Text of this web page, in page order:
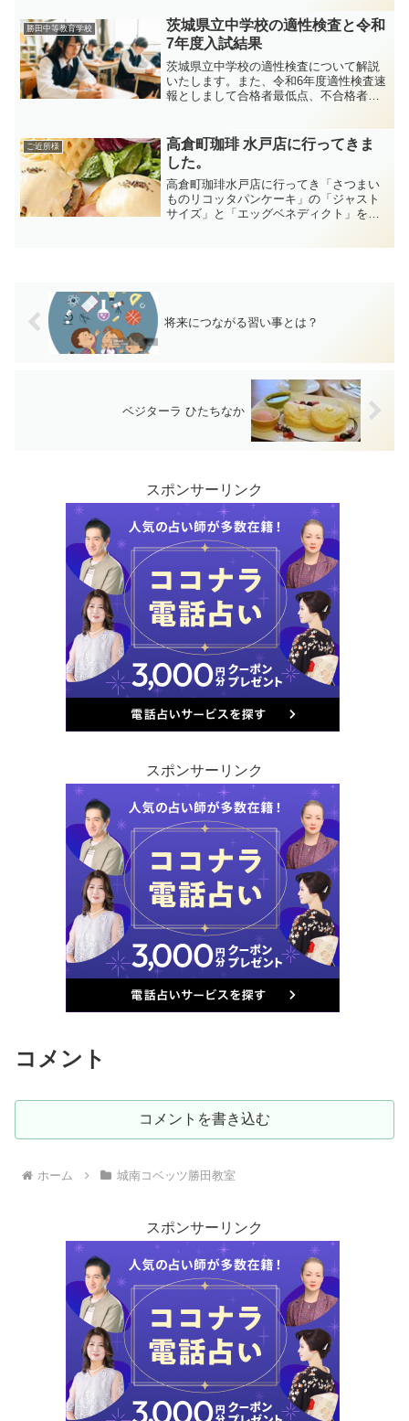
愛情が原点となるものです。こう考えま
すと、「子育て＝教育」の原点は、「親
の愛情」であり、国や公的機関がコント
ロールしようとしても、簡単にはいかな
いというのは当たり前のように思えてき
ます。そして、受験は「親の愛情」ゆえ
の選択であると言えます。
勝田中等教育学校
茨城県立中学校の適性検査と令和
7年度入試結果
茨城県立中学校の適性検査について解説
いたします。また、令和6年度適性検査速
報としまして合格者最低点、不合格者最
についても解説いたしますので、今後の
受験対策にお役立て下さい。
ご近所様
高倉町珈琲 水戸店に行ってきま
した。
高倉町珈琲水戸店に行ってき「さつまい
ものリコッタパンケーキ」の「ジャスト
サイズ」と「エッグベネディクト」を食
るまで、飽きずにぺろりと完食してしま
うのです。トーストしたイングリッシュ
ポーチドエッグを載せて、白ワイン・バ
ンデーズソースをかけました。高倉町珈
琲自慢の一品です。
将来につながる習い事とは？
ベジターラ ひたちなか
スポンサーリンク
スポンサーリンク
コメント
コメントを書き込む
ホーム 城南コベッツ勝田教室
スポンサーリンク